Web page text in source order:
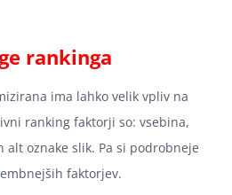
rankinga
ima lahko velik vpliv na
ranking faktorji so: vsebina,
alt oznake slik. Pa si podrobneje
faktorjev.